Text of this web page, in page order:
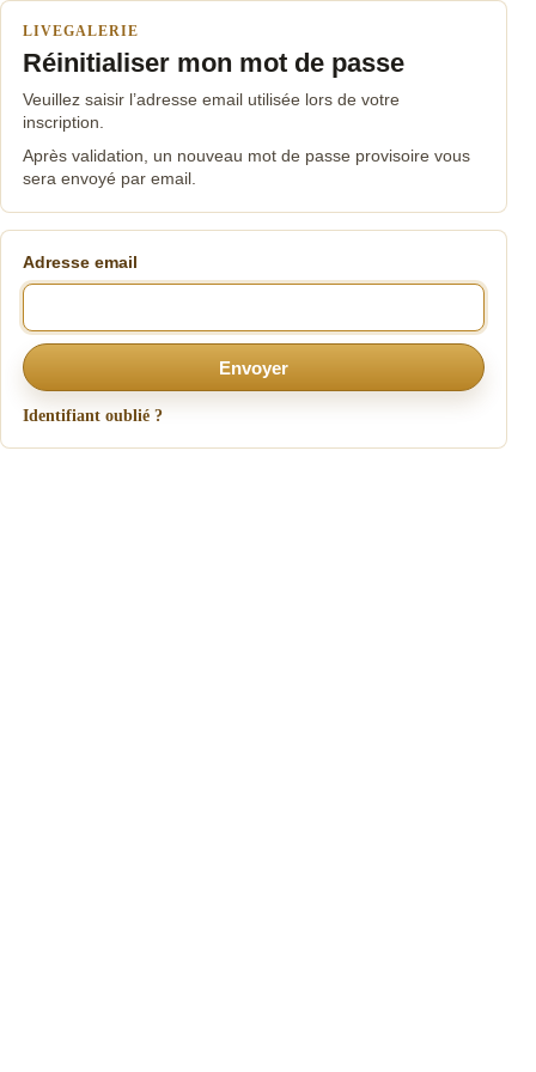
LIVEGALERIE
Réinitialiser mon mot de passe
Veuillez saisir l’adresse email utilisée lors de votre
inscription.
Après validation, un nouveau mot de passe provisoire vous
sera envoyé par email.
Adresse email
Envoyer
Identifiant oublié ?